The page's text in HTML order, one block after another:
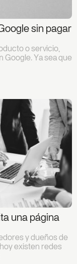
sin pagar
o servicio,
Google. Ya sea que
una página
y dueños de
existen redes